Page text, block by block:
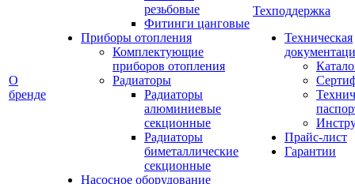
О
бренде
резьбовые
Фитинги цанговые
Приборы отопления
Комплектующие
приборов отопления
Радиаторы
Радиаторы
алюминиевые
секционные
Радиаторы
биметаллические
секционные
Насосное оборудование
Техподдержка
Техническая
Прайс-лист
Гарантии